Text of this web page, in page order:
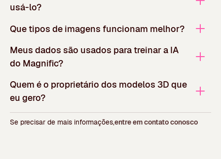
usá-lo?
Que tipos de imagens funcionam melhor?
Meus dados são usados para treinar a IA
do Magnific?
Quem é o proprietário dos modelos 3D que
eu gero?
Se precisar de mais informações,entre em contato conosco